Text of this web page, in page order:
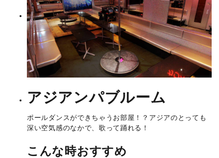
アジアンパブルーム
ポールダンスができちゃうお部屋！？アジアのとっても
深い空気感のなかで、歌って踊れる！
こんな時おすすめ